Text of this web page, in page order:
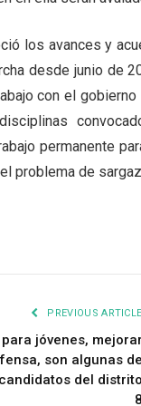
los avances y
desde junio de
con el
permanente
problema de
PREVIOUS
jóvenes,
son algunas
del